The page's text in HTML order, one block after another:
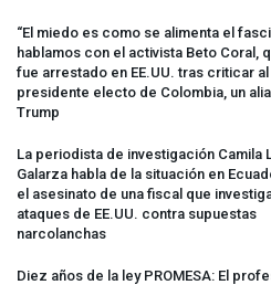
“El miedo es como se alimenta el
hablamos con el activista Beto Coral,
fue arrestado en EE.UU. tras criticar al
presidente electo de Colombia, un
Trump
La periodista de investigación Camila
Galarza habla de la situación en
el asesinato de una fiscal que
ataques de EE.UU. contra supuestas
narcolanchas
Diez años de la ley PROMESA: El